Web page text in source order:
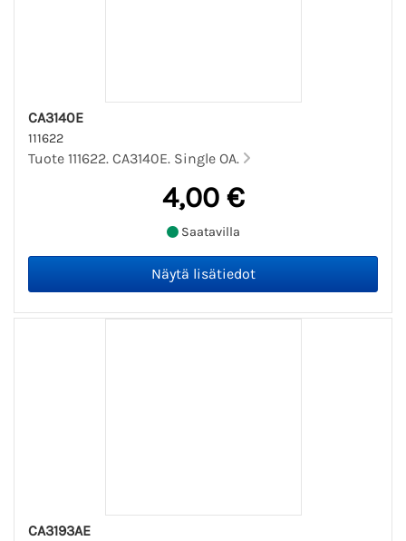
CA3140E
111622
Tuote 111622. CA3140E. Single OA.
4,00 €
Saatavilla
CA3193AE